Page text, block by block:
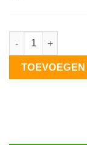
Van der Valk kit